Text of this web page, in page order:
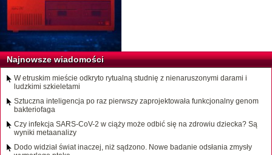
Najnowsze wiadomości
W etruskim mieście odkryto rytualną studnię z nienaruszonymi darami i
ludzkimi szkieletami
Sztuczna inteligencja po raz pierwszy zaprojektowała funkcjonalny genom
bakteriofaga
Czy infekcja SARS-CoV-2 w ciąży może odbić się na zdrowiu dziecka? Są
wyniki metaanalizy
Dodo widział świat inaczej, niż sądzono. Nowe badanie odsłania zmysły